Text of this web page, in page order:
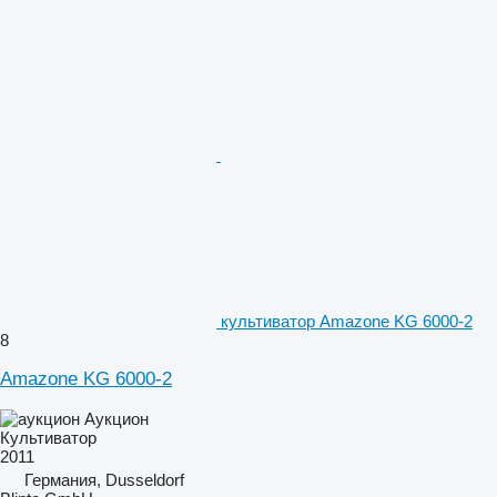
культиватор Amazone KG 6000-2
8
Amazone KG 6000-2
Аукцион
Культиватор
2011
Германия, Dusseldorf